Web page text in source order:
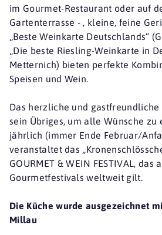
im Gourmet-Restaurant oder auf
Gartenterrasse - , kleine, feine
„Beste Weinkarte Deutschlands“
„Die beste Riesling-Weinkarte in
Metternich) bieten perfekte
Speisen und Wein.
Das herzliche und gastfreundliche
sein Übriges, um alle Wünsche zu
jährlich (immer Ende Februar/
veranstaltet das
GOURMET & WEIN FESTIVAL, das
Gourmetfestivals weltweit gilt.
Die Küche wurde ausgezeichnet
Millau